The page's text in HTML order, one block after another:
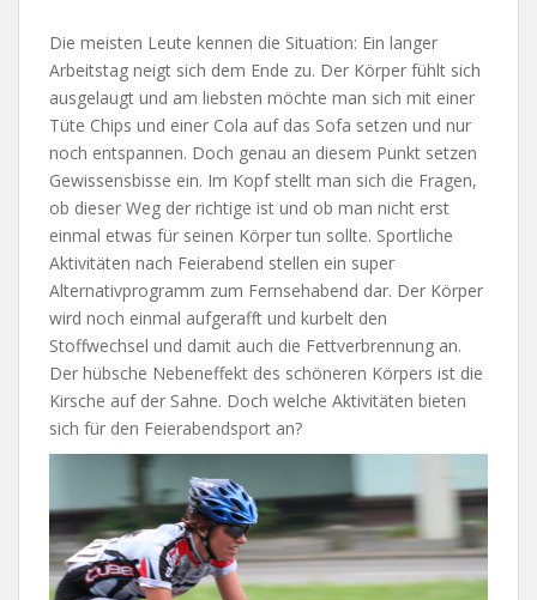
Die meisten Leute kennen die Situation: Ein langer
Arbeitstag neigt sich dem Ende zu. Der Körper fühlt sich
ausgelaugt und am liebsten möchte man sich mit einer
Tüte Chips und einer Cola auf das Sofa setzen und nur
noch entspannen. Doch genau an diesem Punkt setzen
Gewissensbisse ein. Im Kopf stellt man sich die Fragen,
ob dieser Weg der richtige ist und ob man nicht erst
einmal etwas für seinen Körper tun sollte. Sportliche
Aktivitäten nach Feierabend stellen ein super
Alternativprogramm zum Fernsehabend dar. Der Körper
wird noch einmal aufgerafft und kurbelt den
Stoffwechsel und damit auch die Fettverbrennung an.
Der hübsche Nebeneffekt des schöneren Körpers ist die
Kirsche auf der Sahne. Doch welche Aktivitäten bieten
sich für den Feierabendsport an?